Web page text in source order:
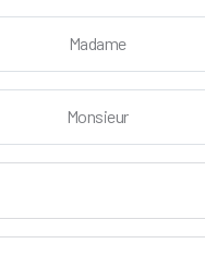
Madame
Monsieur